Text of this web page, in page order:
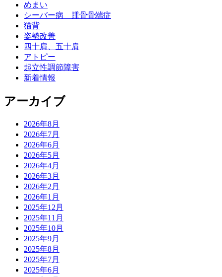
めまい
シーバー病 踵骨骨端症
猫背
姿勢改善
四十肩、五十肩
アトピー
起立性調節障害
新着情報
アーカイブ
2026年8月
2026年7月
2026年6月
2026年5月
2026年4月
2026年3月
2026年2月
2026年1月
2025年12月
2025年11月
2025年10月
2025年9月
2025年8月
2025年7月
2025年6月